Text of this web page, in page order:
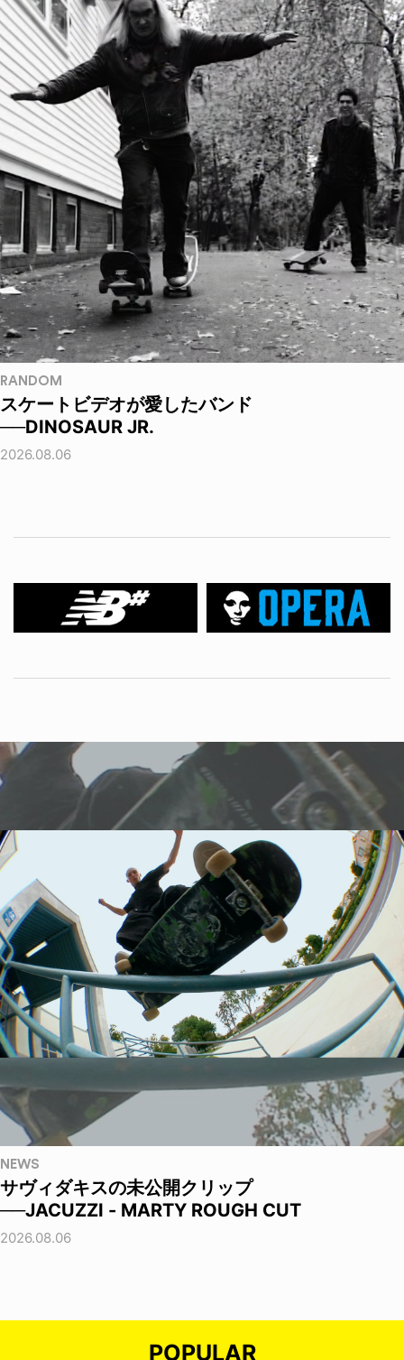
RANDOM
スケートビデオが愛したバンド
──DINOSAUR JR.
2026.08.06
NEWS
サヴィダキスの未公開クリップ
──JACUZZI - MARTY ROUGH CUT
2026.08.06
POPULAR